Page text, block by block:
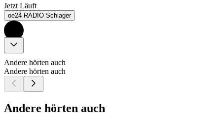
Jetzt Läuft
oe24 RADIO Schlager
Andere hörten auch
Andere hörten auch
Andere hörten auch